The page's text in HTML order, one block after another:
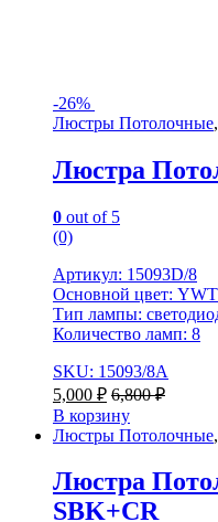
-26%
Люстры Потолочные,
Люстра
0 out of 5
(0)
Артикул: 15093D/8
Основной цвет:
Тип лампы:
Количество ламп: 8
SKU: 15093/8A
5,000 ₽ 6,800₽
В корзину
Люстры Потолочные,
Люстра
SBK+CR